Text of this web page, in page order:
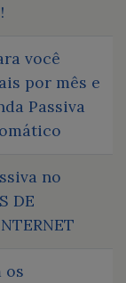
você
por mês e
Passiva
no
DE
os